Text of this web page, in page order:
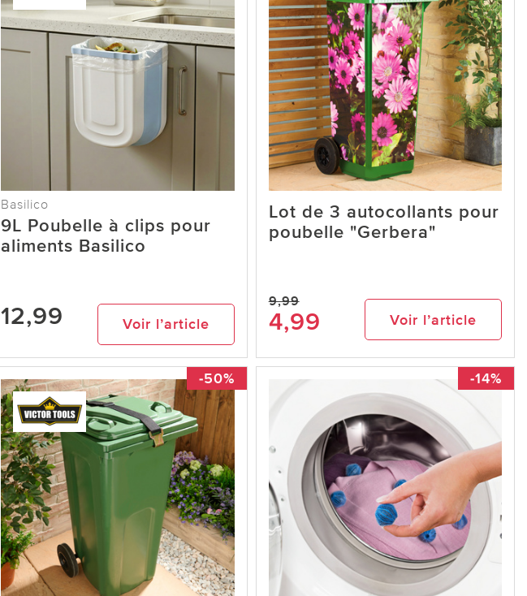
Basilico
9L Poubelle à clips pour
aliments Basilico
12,99 Voir l’article
Lot de 3 autocollants pour
poubelle "Gerbera"
9,99
4,99 Voir l’article
-50% -14%